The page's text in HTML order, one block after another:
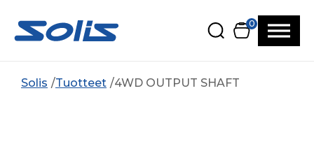
0
Solis Tuotteet 4WD OUTPUT SHAFT